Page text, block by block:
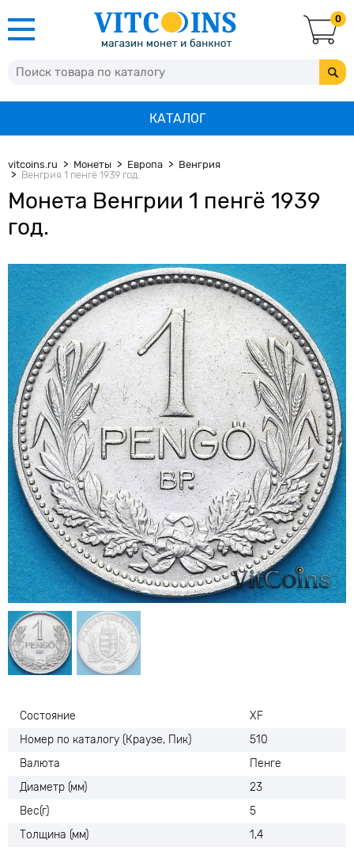
0
КАТАЛОГ
vitcoins.ru Монеты Европа
Венгрия
Венгрия 1 пенгё 1939 год.
Монета Венгрии 1 пенгё 1939
год.
Состояние
XF
Номер по каталогу (Краузе, Пик)
510
Валюта
Пенге
Диаметр (мм)
23
Вес(г)
5
Толщина (мм)
1,4